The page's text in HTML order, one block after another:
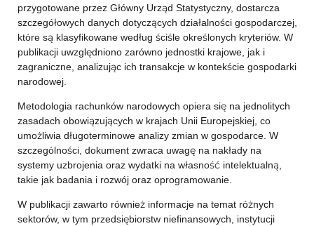
przygotowane przez Główny Urząd Statystyczny, dostarcza
szczegółowych danych dotyczących działalności gospodarczej,
które są klasyfikowane według ściśle określonych kryteriów. W
publikacji uwzględniono zarówno jednostki krajowe, jak i
zagraniczne, analizując ich transakcje w kontekście gospodarki
narodowej.
Metodologia rachunków narodowych opiera się na jednolitych
zasadach obowiązujących w krajach Unii Europejskiej, co
umożliwia długoterminowe analizy zmian w gospodarce. W
szczególności, dokument zwraca uwagę na nakłady na
systemy uzbrojenia oraz wydatki na własność intelektualną,
takie jak badania i rozwój oraz oprogramowanie.
W publikacji zawarto również informacje na temat różnych
sektorów, w tym przedsiębiorstw niefinansowych, instytucji